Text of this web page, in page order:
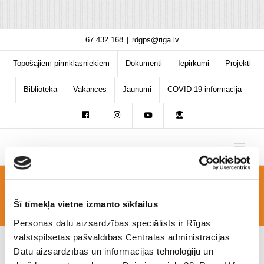
Šī tīmekļa vietne izmanto sīkfailus
Personas datu aizsardzības speciālists ir Rīgas
valstspilsētas pašvaldības Centrālās administrācijas
Datu aizsardzības un informācijas tehnoloģiju un
content
67 432 168 rdgps@riga.lv
Topošajiem pirmklasniekiem Dokumenti Iepirkumi Projekti
Bibliotēka Vakances Jaunumi COVID-19 informācija